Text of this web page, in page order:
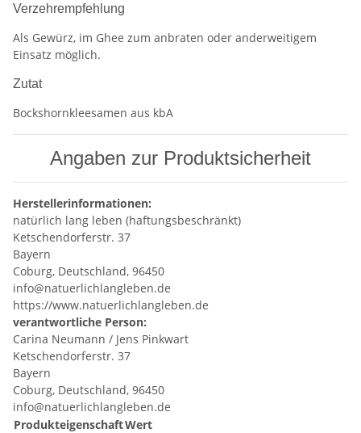
Verzehrempfehlung
Als Gewürz, im Ghee zum anbraten oder anderweitigem
Einsatz möglich.
Zutat
Bockshornkleesamen aus kbA
Angaben zur Produktsicherheit
Herstellerinformationen:
natürlich lang leben (haftungsbeschränkt)
Ketschendorferstr. 37
Bayern
Coburg, Deutschland, 96450
info@natuerlichlangleben.de
https://www.natuerlichlangleben.de
verantwortliche Person:
Carina Neumann / Jens Pinkwart
Ketschendorferstr. 37
Bayern
Coburg, Deutschland, 96450
info@natuerlichlangleben.de
ProdukteigenschaftWert